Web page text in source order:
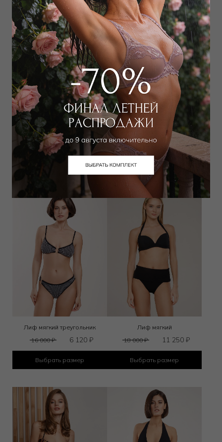
Лиф t-shirt
15 000₽ 6 750₽
Плавки слип
16 000₽ 9 900
Выбрать размер
Лиф мягкий треугольник
16 000₽ 6 120₽
Выбрать размер
Лиф мягкий
18 000₽ 11 250₽
Выбрать размер